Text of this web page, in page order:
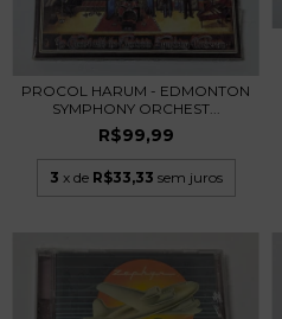
PROCOL HARUM - EDMONTON
SYMPHONY ORCHEST...
R$99,99
3 x de R$33,33 sem juros